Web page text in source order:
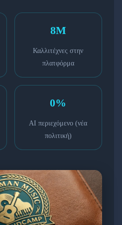
8M
Καλλιτέχνες στην
πλατφόρμα
0%
AI περιεχόμενο (νέα
πολιτική)